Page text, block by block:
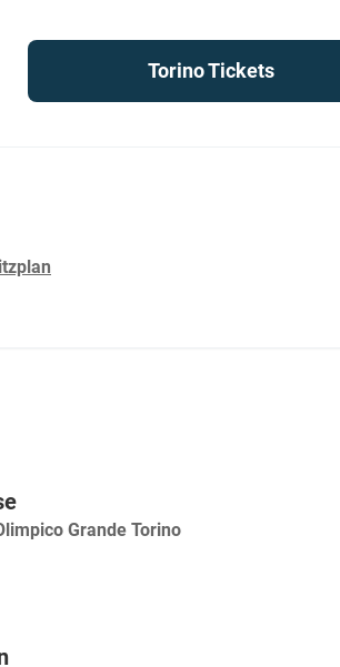
Torino Tickets
Grande Torino